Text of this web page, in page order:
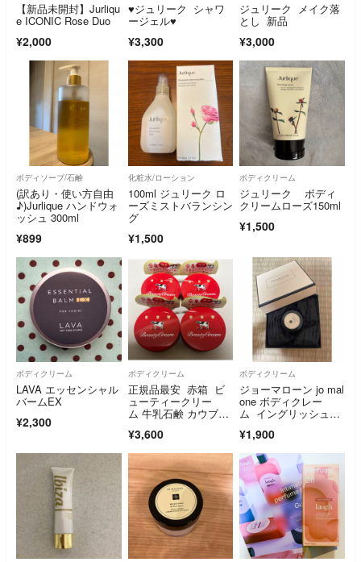
【新品未開封】Jurliqu
e ICONIC Rose Duo
¥2,000
♥︎ジュリーク シャワ
ージェル♥︎
¥3,300
ジュリーク メイク落
とし 新品
¥3,000
ボディソープ/石鹸
(訳あり・使い方自由
♪)Jurlique ハンドウォ
ッシュ 300ml
¥899
化粧水/ローション
100ml ジュリーク ロ
ーズミストバランシン
グ
¥1,500
ボディクリーム
ジュリーク ボディ
クリームローズ150ml
¥1,500
ボディクリーム
LAVA エッセンシャル
バームEX
¥2,300
ボディクリーム
正規品最安 赤箱 ビ
ューティークリー
ム 牛乳石鹸 カウブラ
¥3,600
ボディクリーム
ジョーマローン jo mal
one ボディクレー
ム イングリッシュペ
¥1,900